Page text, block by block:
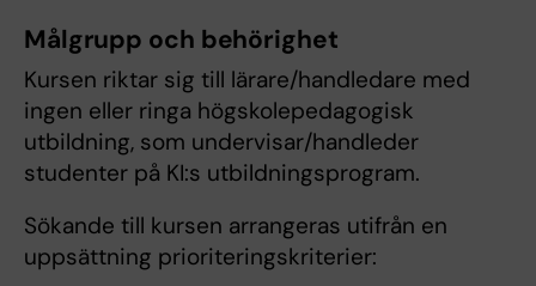
Målgrupp och behörighet
Kursen riktar sig till lärare/handledare med
ingen eller ringa högskolepedagogisk
utbildning, som undervisar/handleder
studenter på KI:s utbildningsprogram.
Sökande till kursen arrangeras utifrån en
uppsättning prioriteringskriterier: